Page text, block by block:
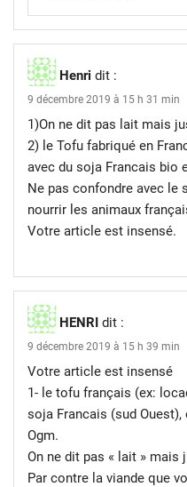
Henri dit :
9 décembre 2019 à 15 h 31 min
1)On ne dit pas lait mais
2) le Tofu fabriqué en
avec du soja Francais bio
Ne pas confondre avec le
nourrir les animaux
Votre article est insensé.
HENRI dit :
9 décembre 2019 à 15 h 39 min
Votre article est insensé
1- le tofu français (ex:
soja Francais (sud
Ogm.
On ne dit pas « lait » mais
Par contre la viande que